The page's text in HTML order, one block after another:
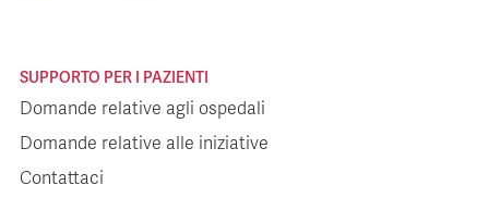
SUPPORTO PER I PAZIENTI
Domande relative agli ospedali
Domande relative alle iniziative
Contattaci